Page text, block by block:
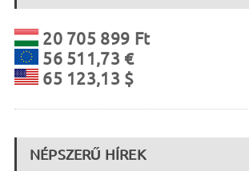
20 705 899 Ft
56 511,73 €
65 123,13 $
NÉPSZERŰ HÍREK